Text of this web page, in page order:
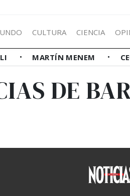
CULTURA CIENCIA
MARTÍN MENEM
DE